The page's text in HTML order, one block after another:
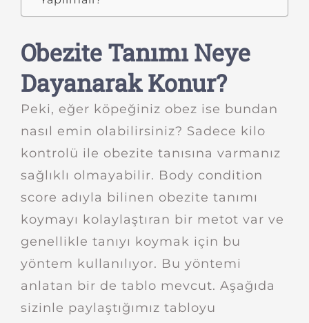
Obezite Tanımı Neye
Dayanarak Konur?
Peki, eğer köpeğiniz obez ise bundan
nasıl emin olabilirsiniz? Sadece kilo
kontrolü ile obezite tanısına varmanız
sağlıklı olmayabilir. Body condition
score adıyla bilinen obezite tanımı
koymayı kolaylaştıran bir metot var ve
genellikle tanıyı koymak için bu
yöntem kullanılıyor. Bu yöntemi
anlatan bir de tablo mevcut. Aşağıda
sizinle paylaştığımız tabloyu